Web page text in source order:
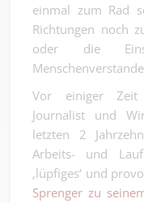
einmal zum Rad
Richtungen noch
oder die
Vor einiger
Journalist und
letzten 2
Arbeits- und
‚lüpfiges‘ und
Sprenger zu